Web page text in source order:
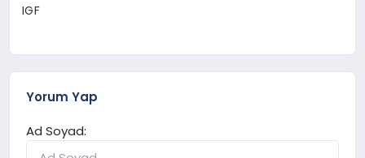
IGF
Yorum Yap
Ad Soyad: